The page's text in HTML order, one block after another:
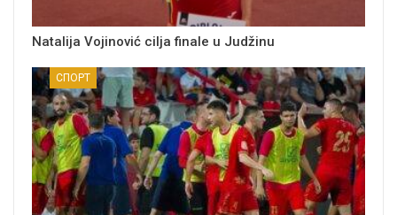
Natalija Vojinović cilja finale u Judžinu
СПОРТ